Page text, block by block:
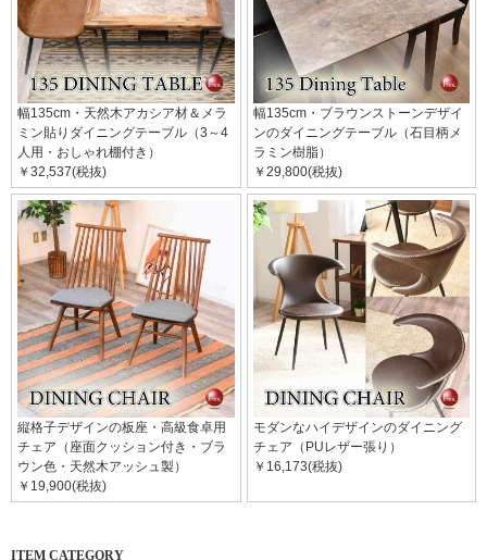
幅135cm・天然木アカシア材＆メラ
ミン貼りダイニングテーブル（3～4
人用・おしゃれ棚付き）
￥32,537(税抜)
幅135cm・ブラウンストーンデザイ
ンのダイニングテーブル（石目柄メ
ラミン樹脂）
￥29,800(税抜)
縦格子デザインの板座・高級食卓用
チェア（座面クッション付き・ブラ
ウン色・天然木アッシュ製）
￥19,900(税抜)
モダンなハイデザインのダイニング
チェア（PUレザー張り）
￥16,173(税抜)